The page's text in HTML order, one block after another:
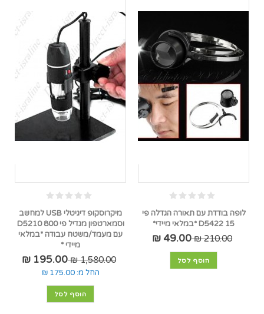
לופה בודדת עם תאורה הגדלה פי
15 D5422 *במלאי מיידי*
210.00 ₪
49.00 ₪
הוסף לסל
מיקרוסקופ דיגיטלי USB למחשב
וסמארטפון מגדיל פי 800 D5210
עם מעמד/משטח עבודה *במלאי
מיידי *
1,580.00 ₪
195.00 ₪
החל מ: 175.00 ₪
הוסף לסל